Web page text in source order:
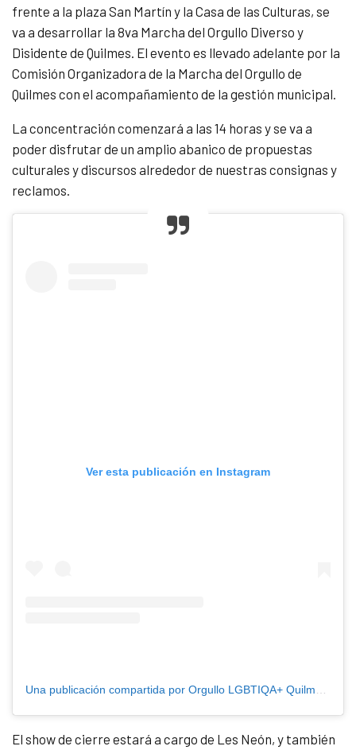
frente a la plaza San Martín y la Casa de las Culturas, se
va a desarrollar la 8va Marcha del Orgullo Diverso y
Disidente de Quilmes. El evento es llevado adelante por la
Comisión Organizadora de la Marcha del Orgullo de
Quilmes con el acompañamiento de la gestión municipal.
La concentración comenzará a las 14 horas y se va a
poder disfrutar de un amplio abanico de propuestas
culturales y discursos alrededor de nuestras consignas y
reclamos.
Ver esta publicación en Instagram
El show de cierre estará a cargo de Les Neón, y también